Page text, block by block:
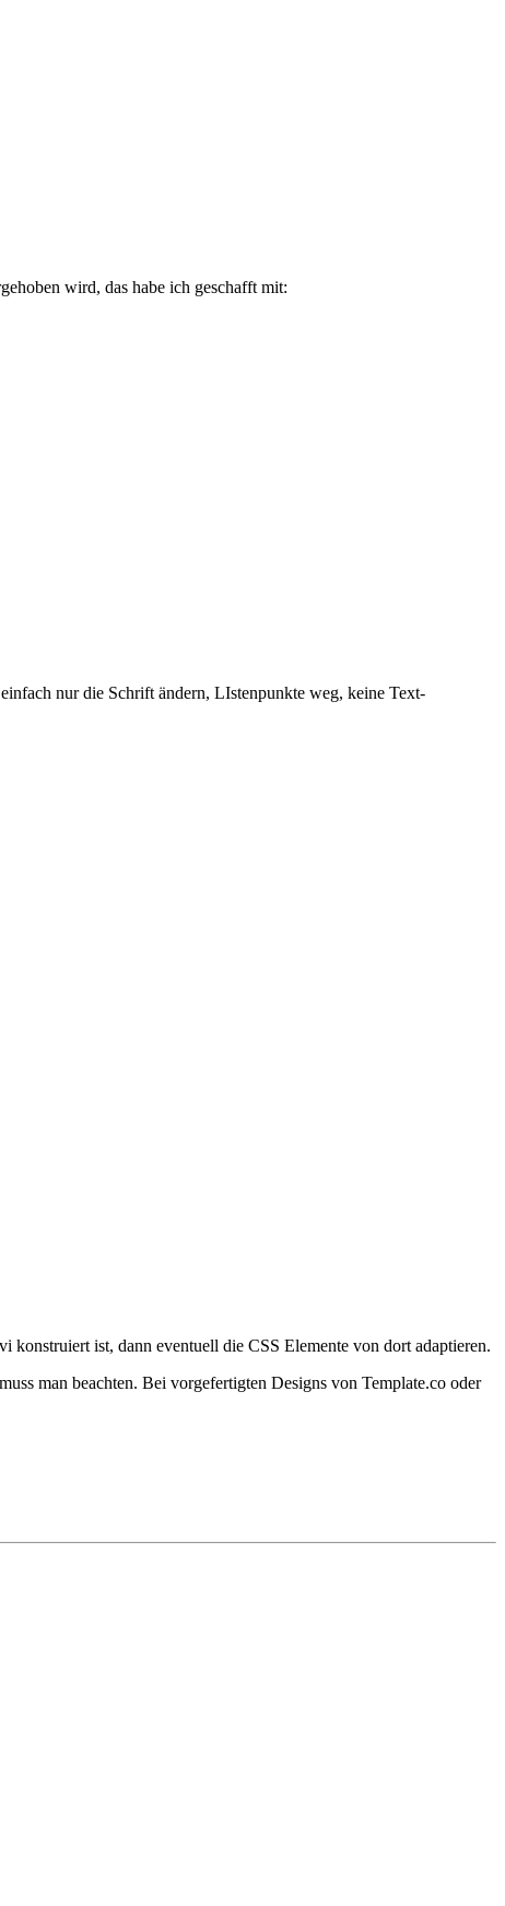
wird, das habe ich geschafft mit:
nur die Schrift ändern, LIstenpunkte weg, keine Text-
konstruiert ist, dann eventuell die CSS Elemente von dort adaptieren.
man beachten. Bei vorgefertigten Designs von Template.co oder